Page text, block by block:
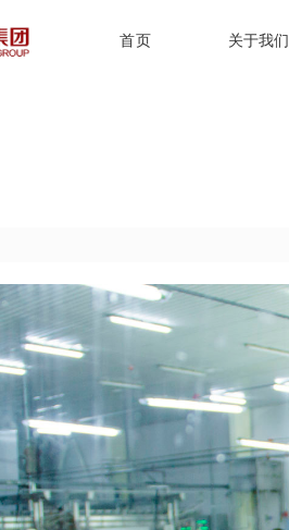
首页 关于我们